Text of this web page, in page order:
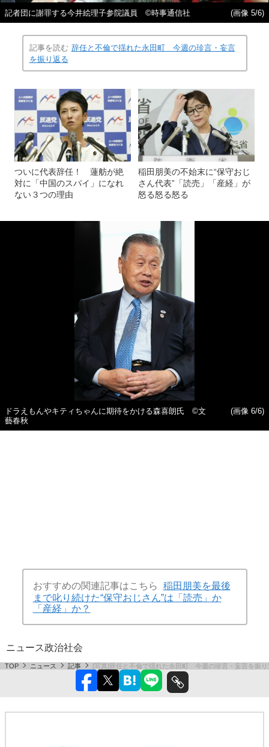
記者団に謝罪する今井絵理子参院議員 ©時事通信社 (画像 5/6)
記事を読む 辞任と不倫で揺れた永田町 今週の珍言・妄言
を振り返る
ついに代表辞任！ 蓮舫が絶
対に「中国のスパイ」になれ
ない３つの理由
稲田朋美の不始末に“保守おじ
さん代表”「読売」「産経」が
怒る怒る怒る
ドラえもんやキティちゃんに期待をかける森喜朗氏 ©文
藝春秋
(画像 6/6)
おすすめの関連記事はこちら
稲田朋美を最後
まで叱り続けた“保守おじさん”は「読売」か
「産経」か？
ニュース政治社会
TOP ニュース 記事 [写真]辞任と不倫で揺れた永田町 今週の珍言・妄言を振り